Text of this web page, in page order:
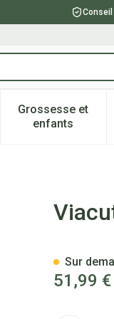
Beauté,
menu pour la
Grossesse et
enfantsAfficher le
51,99 €
Sur